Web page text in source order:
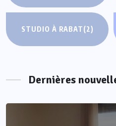
STUDIO À RABAT(2)
Dernières